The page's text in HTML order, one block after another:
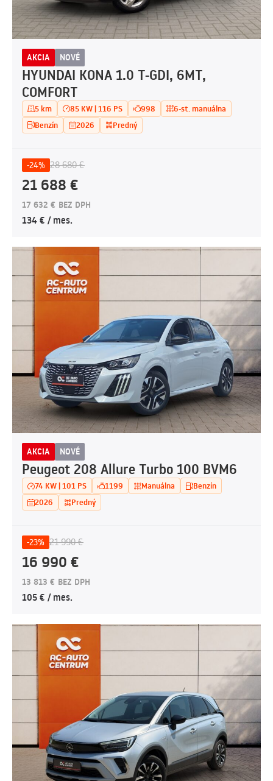
AKCIA NOVÉ
HYUNDAI KONA 1.0 T-GDI, 6MT,
COMFORT
5 km 85 KW | 116 PS 998
6-st. manuálna
Benzín
2026 Predný
-24% 28 680 €
21 688 €
17 632 € BEZ DPH
134 € / mes.
AKCIA NOVÉ
Peugeot 208 Allure Turbo 100 BVM6
74 KW | 101 PS 1199 Manuálna
Benzín
2026
Predný
-23% 21 990 €
16 990 €
13 813 € BEZ DPH
105 € / mes.